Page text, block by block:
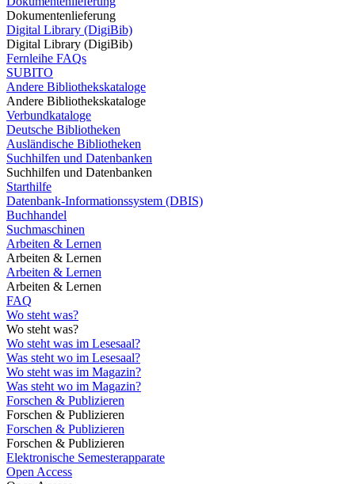
Dokumentenlieferung
Digital Library (DigiBib)
Digital Library (DigiBib)
Fernleihe FAQs
SUBITO
Andere Bibliothekskataloge
Andere Bibliothekskataloge
Verbundkataloge
Deutsche Bibliotheken
Ausländische Bibliotheken
Suchhilfen und Datenbanken
Suchhilfen und Datenbanken
Starthilfe
Datenbank-Informationssystem (DBIS)
Buchhandel
Suchmaschinen
Arbeiten & Lernen
Arbeiten & Lernen
Arbeiten & Lernen
Arbeiten & Lernen
FAQ
Wo steht was?
Wo steht was?
Wo steht was im Lesesaal?
Was steht wo im Lesesaal?
Wo steht was im Magazin?
Was steht wo im Magazin?
Forschen & Publizieren
Forschen & Publizieren
Forschen & Publizieren
Forschen & Publizieren
Elektronische Semesterapparate
Open Access